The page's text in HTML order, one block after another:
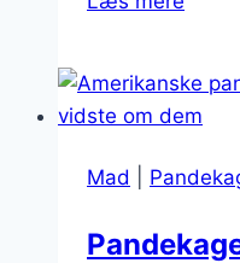
med
frugt
Mad